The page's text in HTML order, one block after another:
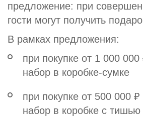
предложение: при
гости могут получить
В рамках предложения:
при покупке от 1 000
набор в коробке-сумке
при покупке от 500 000
набор в коробке с тишью